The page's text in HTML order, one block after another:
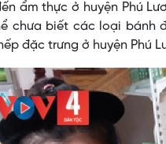
ẩm thực ở huyện Phú
chưa biết các loại bánh
đặc trưng ở huyện Phú